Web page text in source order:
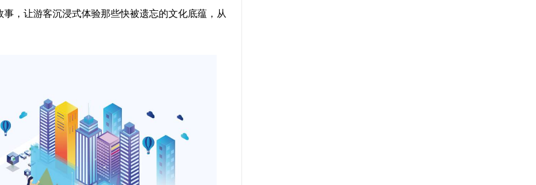
，让游客沉浸式体验那些快被遗忘的文化底蕴，从